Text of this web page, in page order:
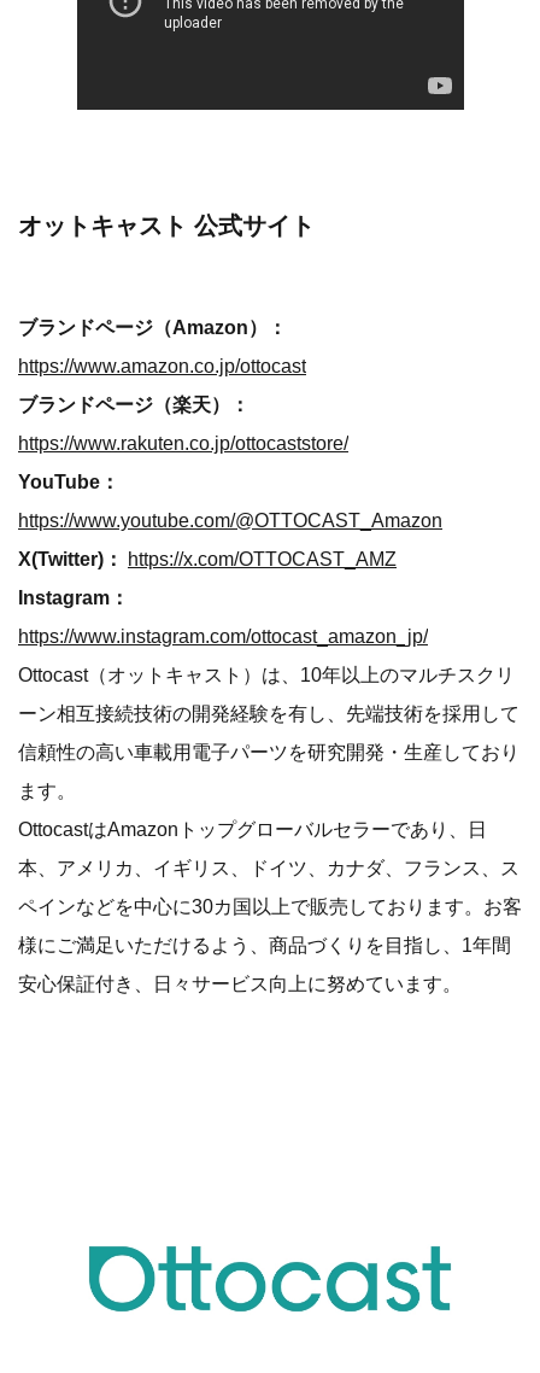
オットキャスト 公式サイト
ブランドページ（Amazon）：
https://www.amazon.co.jp/ottocast
ブランドページ（楽天）：
https://www.rakuten.co.jp/ottocaststore/
YouTube：
https://www.youtube.com/@OTTOCAST_Amazon
X(Twitter)： https://x.com/OTTOCAST_AMZ
Instagram：
https://www.instagram.com/ottocast_amazon_jp/
Ottocast（オットキャスト）は、10年以上のマルチスクリ
ーン相互接続技術の開発経験を有し、先端技術を採用して
信頼性の高い車載用電子パーツを研究開発・生産しており
ます。
OttocastはAmazonトップグローバルセラーであり、日
本、アメリカ、イギリス、ドイツ、カナダ、フランス、ス
ペインなどを中心に30カ国以上で販売しております。お客
様にご満足いただけるよう、商品づくりを目指し、1年間
安心保証付き、日々サービス向上に努めています。